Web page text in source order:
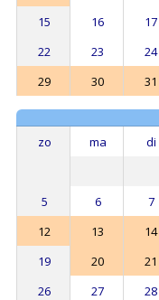
15
16 17
22
23 24
29
30 31
zo
ma di
5
6 7
12
13 14
19
20 21
26
27 28